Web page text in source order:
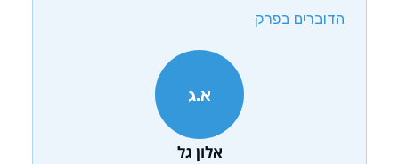
הדוברים בפרק
א.ג
אלון גל